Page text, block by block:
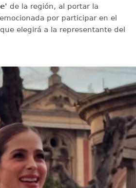
de la región, al portar la
por participar en el
elegirá a la representante del